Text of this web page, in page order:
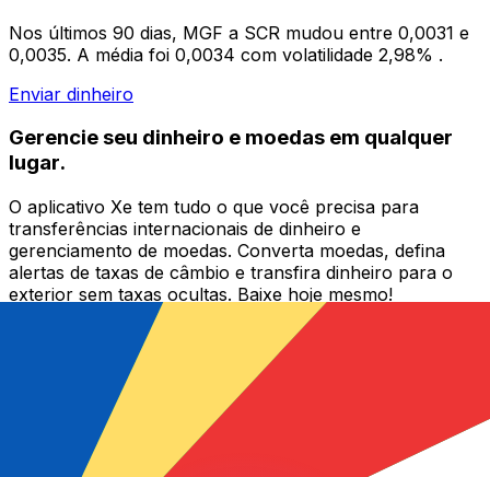
Nos últimos 90 dias, MGF a SCR mudou entre 0,0031 e
0,0035. A média foi 0,0034 com volatilidade 2,98% .
Enviar dinheiro
Gerencie seu dinheiro e moedas em qualquer
lugar.
O aplicativo Xe tem tudo o que você precisa para
transferências internacionais de dinheiro e
gerenciamento de moedas. Converta moedas, defina
alertas de taxas de câmbio e transfira dinheiro para o
exterior sem taxas ocultas. Baixe hoje mesmo!